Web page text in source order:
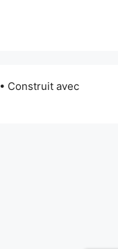
• Construit avec